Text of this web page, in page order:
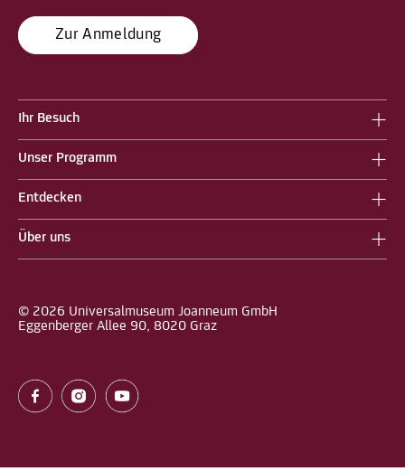
Zur Anmeldung
Ihr Besuch
Unser Programm
Entdecken
Über uns
© 2026 Universalmuseum Joanneum GmbH
Eggenberger Allee 90, 8020 Graz